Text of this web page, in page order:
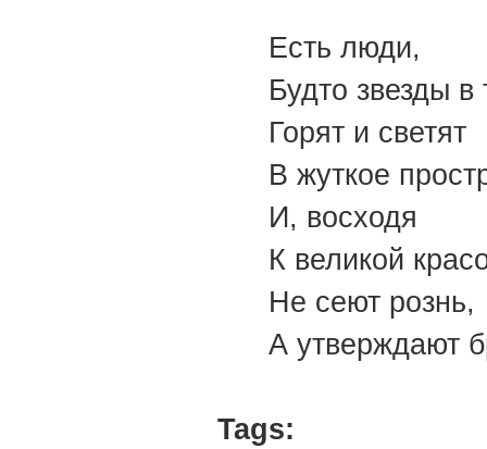
Есть люди,
Будто звезды в
Горят и светят
В жуткое
И, восходя
К великой
Не сеют рознь,
А утверждают
Tags: